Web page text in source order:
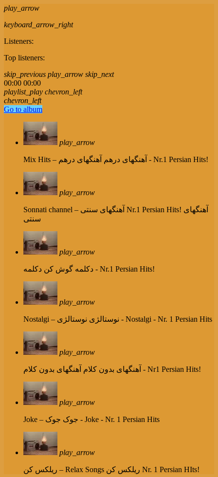
play_arrow
keyboard_arrow_right
Listeners:
Top listeners:
skip_previous play_arrow skip_next
00:00 00:00
playlist_play chevron_left
chevron_left
Go to album
play_arrow
Mix Hits – آهنگهای درهم آهنگهای درهم - Nr.1 Persian Hits!
play_arrow
Sonnati channel – آهنگهای سنتی Nr.1 Persian Hits! آهنگهای
سنتی
play_arrow
دکلمه گوش کن دکلمه - Nr.1 Persian Hits!
play_arrow
Nostalgi – نوستالژی نوستالژی - Nostalgi - Nr. 1 Persian Hits
play_arrow
آهنگهای بدون کلام آهنگهای بدون کلام - Nr1 Persian Hits!
play_arrow
Joke – جوک جوک - Joke - Nr. 1 Persian Hits
play_arrow
ریلکس کن – Relax Songs ریلکس کن Nr. 1 Persian HIts!